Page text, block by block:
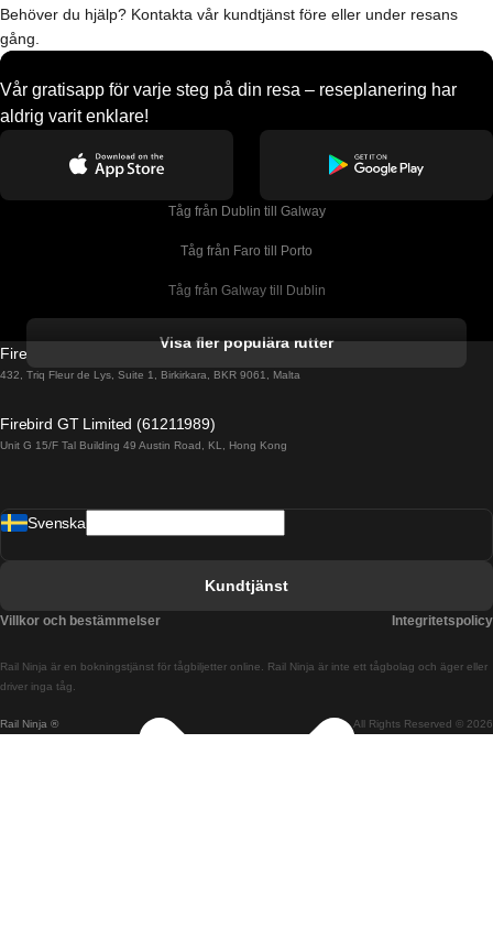
Behöver du hjälp? Kontakta vår kundtjänst före eller under resans
gång.
Vår gratisapp för varje steg på din resa – reseplanering har
aldrig varit enklare!
Tåg från Dublin till Galway
Tåg från Faro till Porto
Tåg från Galway till Dublin
Tåg från Porto till Faro
Tåg från Barcelona till Madrid
Tåg från Budapest till Bratislava
Visa fler populära rutter
Firebird GT Limited (OC 1451)
432, Triq Fleur de Lys, Suite 1, Birkirkara, BKR 9061, Malta
Firebird GT Limited (61211989)
Unit G 15/F Tal Building 49 Austin Road, KL, Hong Kong
Rail Ninja ® All Rights Reserved © 2026
Rail Ninja är en bokningstjänst för tågbiljetter online. Rail Ninja är inte ett tågbolag och äger eller
driver inga tåg.
Svenska
Kundtjänst
Villkor och bestämmelser Integritetspolicy